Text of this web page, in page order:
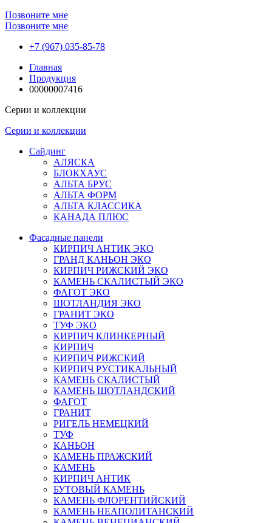
Позвоните мне
Позвоните мне
+7 (967) 035-85-78
Главная
Продукция
00000007416
Серии и коллекции
Серии и коллекции
Сайдинг
АЛЯСКА
БЛОКХАУС
АЛЬТА БРУС
АЛЬТА ФОРМ
АЛЬТА КЛАССИКА
КАНАДА ПЛЮС
Фасадные панели
КИРПИЧ АНТИК ЭКО
ГРАНД КАНЬОН ЭКО
КИРПИЧ РИЖСКИЙ ЭКО
КАМЕНЬ СКАЛИСТЫЙ ЭКО
ФАГОТ ЭКО
ШОТЛАНДИЯ ЭКО
ГРАНИТ ЭКО
ТУФ ЭКО
КИРПИЧ КЛИНКЕРНЫЙ
КИРПИЧ
КИРПИЧ РИЖСКИЙ
КИРПИЧ РУСТИКАЛЬНЫЙ
КАМЕНЬ СКАЛИСТЫЙ
КАМЕНЬ ШОТЛАНДСКИЙ
ФАГОТ
ГРАНИТ
РИГЕЛЬ НЕМЕЦКИЙ
ТУФ
КАНЬОН
КАМЕНЬ ПРАЖСКИЙ
КАМЕНЬ
КИРПИЧ АНТИК
БУТОВЫЙ КАМЕНЬ
КАМЕНЬ ФЛОРЕНТИЙСКИЙ
КАМЕНЬ НЕАПОЛИТАНСКИЙ